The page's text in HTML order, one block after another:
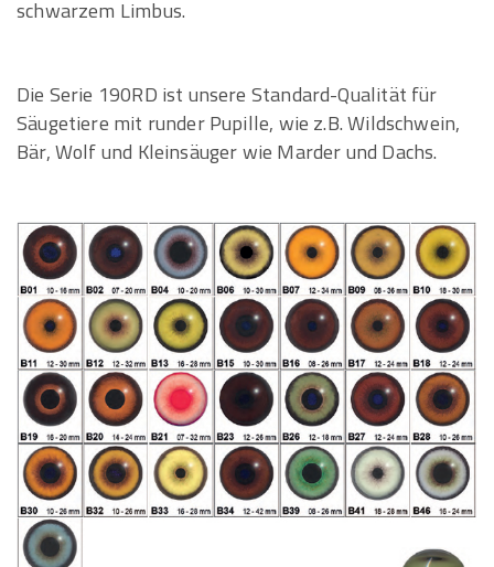
schwarzem Limbus.
Die Serie 190RD ist unsere Standard-Qualität für
Säugetiere mit runder Pupille, wie z.B. Wildschwein,
Bär, Wolf und Kleinsäuger wie Marder und Dachs.